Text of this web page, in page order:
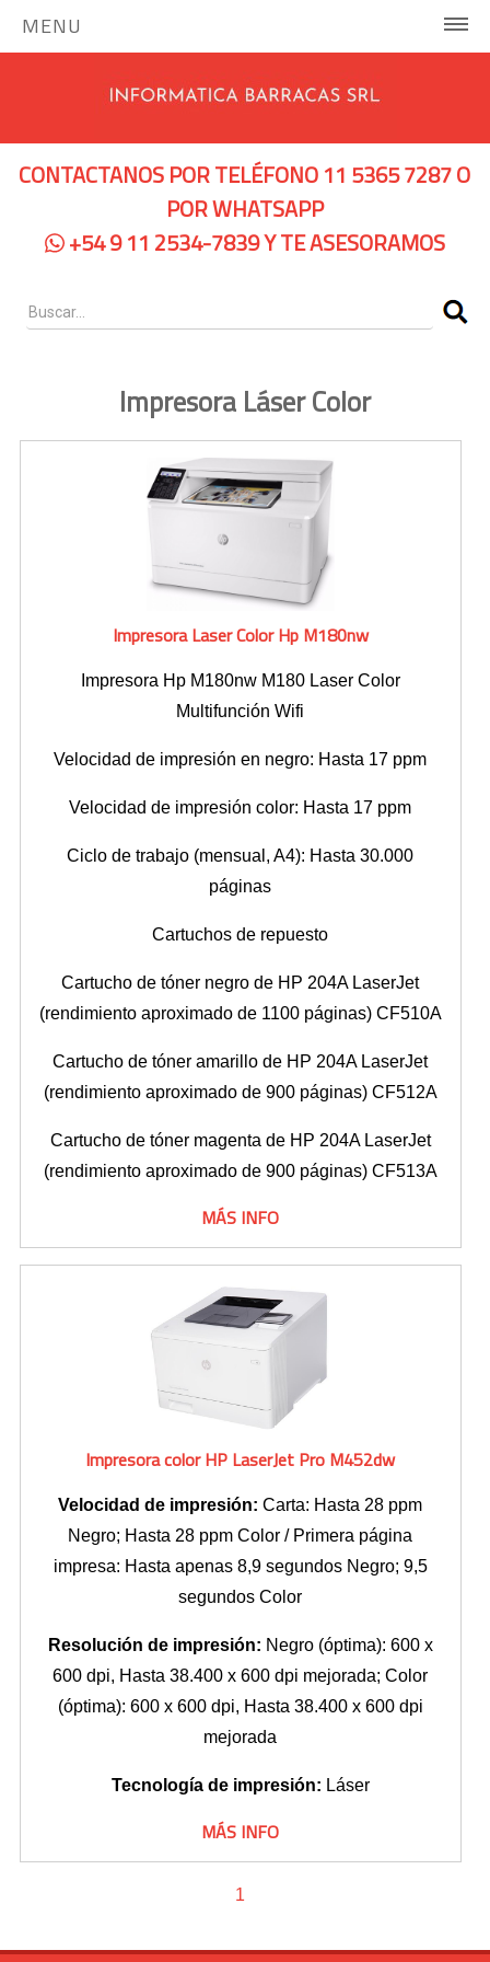
MENU
Notebooks Dell
Pc Hp
Impresoras de Tinta
Impresoras Multifunción Tinta
Impresoras con Sistema Continuo
Impresora Láser Color
Impresora Láser Monocromatica
INSUMOS DE IMPRESIÓN
Cartuchos de Hp
Switches
Wireless
CONTACTANOS POR TELÉFONO 11 5365 7287 O
POR WHATSAPP
+54 9 11 2534-7839 Y TE ASESORAMOS
Impresora Láser Color
Impresora Laser Color Hp M180nw
Impresora Hp M180nw M180 Laser Color
Multifunción Wifi
Velocidad de impresión en negro: Hasta 17 ppm
Velocidad de impresión color: Hasta 17 ppm
Ciclo de trabajo (mensual, A4): Hasta 30.000
páginas
Cartuchos de repuesto
Cartucho de tóner negro de HP 204A LaserJet
(rendimiento aproximado de 1100 páginas) CF510A
Cartucho de tóner amarillo de HP 204A LaserJet
(rendimiento aproximado de 900 páginas) CF512A
Cartucho de tóner magenta de HP 204A LaserJet
(rendimiento aproximado de 900 páginas) CF513A
MÁS INFO
Impresora color HP LaserJet Pro M452dw
Velocidad de impresión: Carta: Hasta 28 ppm
Negro; Hasta 28 ppm Color / Primera página
impresa: Hasta apenas 8,9 segundos Negro; 9,5
segundos Color
Resolución de impresión: Negro (óptima): 600 x
600 dpi, Hasta 38.400 x 600 dpi mejorada; Color
(óptima): 600 x 600 dpi, Hasta 38.400 x 600 dpi
mejorada
Tecnología de impresión: Láser
MÁS INFO
1